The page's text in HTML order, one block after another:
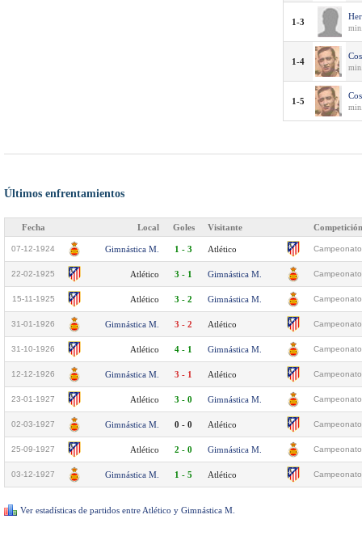
1-3
1-4
1-5
Últimos enfrentamientos
Fecha Local Goles Visitante Competición
07-12-1924 Gimnástica M. 1 - 3 Atlético
22-02-1925 Atlético 3 - 1 Gimnástica M.
15-11-1925 Atlético 3 - 2 Gimnástica M.
31-01-1926 Gimnástica M. 3 - 2 Atlético
31-10-1926 Atlético 4 - 1 Gimnástica M.
12-12-1926 Gimnástica M. 3 - 1 Atlético
23-01-1927 Atlético 3 - 0 Gimnástica M.
02-03-1927 Gimnástica M. 0 - 0 Atlético
25-09-1927 Atlético 2 - 0 Gimnástica M.
03-12-1927 Gimnástica M. 1 - 5 Atlético
Ver estadísticas de partidos entre Atlético y Gimnástica M.